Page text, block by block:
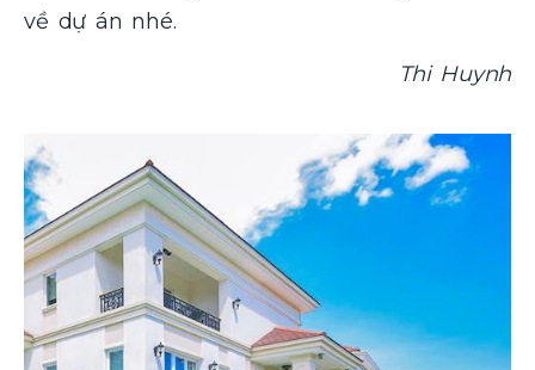
về dự án nhé.
Thi Huynh